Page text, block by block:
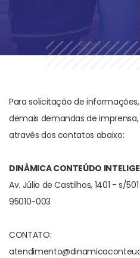
Para solicitação de
demais demandas de
através dos contatos abaixo:
DINÂMICA CONTEÚDO
Av. Júlio de Castilhos, 1401 - s/
95010-003
CONTATO: